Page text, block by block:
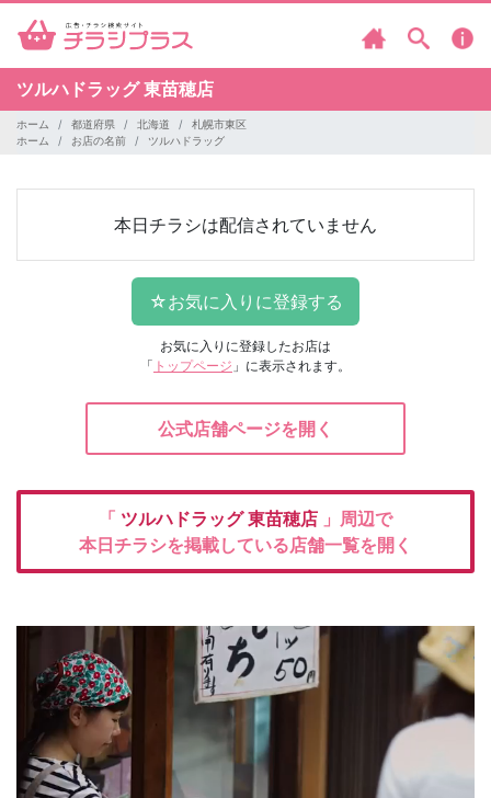
ツルハドラッグ東苗穂店
ホーム 都道府県 北海道
札幌市東区
ホーム
お店の名前 ツルハドラッグ
本日チラシは配信されていません
お気に入りに登録したお店は
「 トップページ 」に表示されます。
公式店舗ページを開く
「 ツルハドラッグ東苗穂店 」周辺で
本日チラシを掲載している店舗一覧を開く